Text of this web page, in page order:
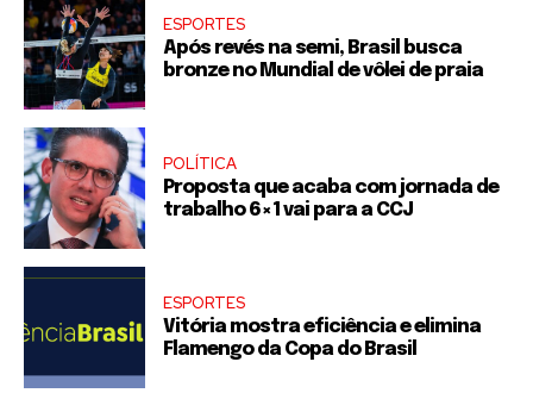
ESPORTES
Após revés na semi, Brasil busca
bronze no Mundial de vôlei de praia
POLÍTICA
Proposta que acaba com jornada de
trabalho 6×1 vai para a CCJ
ESPORTES
Vitória mostra eficiência e elimina
Flamengo da Copa do Brasil